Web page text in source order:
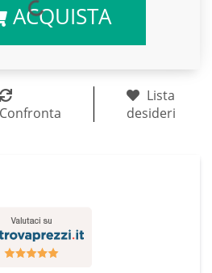
ACQUISTA
Confronta
Lista
desideri